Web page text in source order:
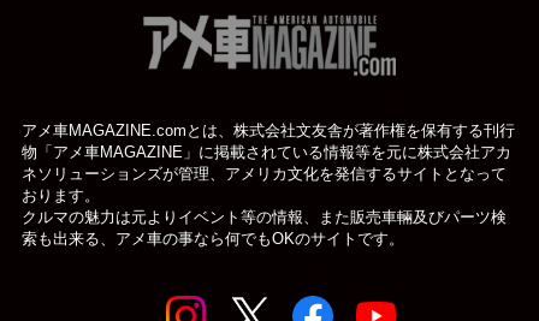
アメ車MAGAZINE.comとは、株式会社文友舎が著作権を保有する刊行
物「アメ車MAGAZINE」に掲載されている情報等を元に株式会社アカ
ネソリューションズが管理、アメリカ文化を発信するサイトとなって
おります。
クルマの魅力は元よりイベント等の情報、また販売車輛及びパーツ検
索も出来る、アメ車の事なら何でもOKのサイトです。